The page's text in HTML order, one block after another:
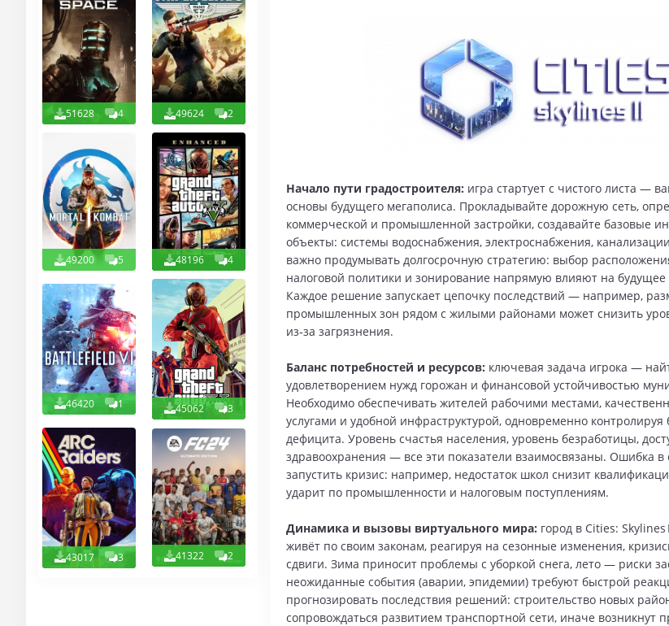
51628 4 49624 2
49200 5 48196 4
46420 1 45062 3
43017 3 41322 2
Начало пути градостроителя: игра стартует с чистого листа —
основы будущего мегаполиса. Прокладывайте дорожную сеть,
коммерческой и промышленной застройки, создавайте базовые
объекты: системы водоснабжения, электроснабжения,
важно продумывать долгосрочную стратегию: выбор
налоговой политики и зонирование напрямую влияют на будущее
Каждое решение запускает цепочку последствий — например,
промышленных зон рядом с жилыми районами может снизить
из‑за загрязнения.
Баланс потребностей и ресурсов: ключевая задача игрока —
удовлетворением нужд горожан и финансовой устойчивостью
Необходимо обеспечивать жителей рабочими местами,
услугами и удобной инфраструктурой, одновременно
дефицита. Уровень счастья населения, уровень безработицы,
здравоохранения — все эти показатели взаимосвязаны. Ошибка в
запустить кризис: например, недостаток школ снизит
ударит по промышленности и налоговым поступлениям.
Динамика и вызовы виртуального мира: город в Cities:
живёт по своим законам, реагируя на сезонные изменения,
сдвиги. Зима приносит проблемы с уборкой снега, лето — риски
неожиданные события (аварии, эпидемии) требуют быстрой
прогнозировать последствия решений: строительство новых
сопровождаться развитием транспортной сети, иначе возникнут